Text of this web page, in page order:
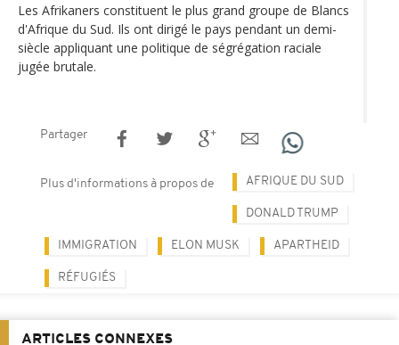
Les Afrikaners constituent le plus grand groupe de Blancs
d'Afrique du Sud. Ils ont dirigé le pays pendant un demi-
siècle appliquant une politique de ségrégation raciale
jugée brutale.
Partager
Plus d'informations à propos de AFRIQUE DU SUD
DONALD TRUMP
IMMIGRATION ELON MUSK APARTHEID
RÉFUGIÉS
ARTICLES CONNEXES